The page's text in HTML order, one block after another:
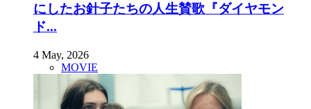
にしたお針子たちの人生賛歌『ダイヤモン
ド...
4 May, 2026
MOVIE